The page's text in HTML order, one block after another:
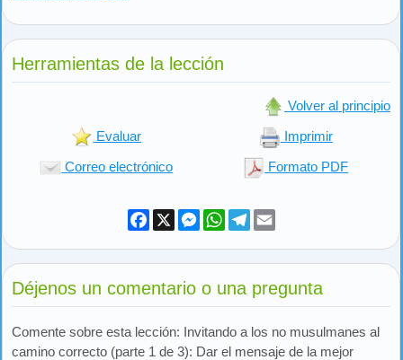
Herramientas de la lección
Volver al principio
Evaluar Imprimir
Correo electrónico Formato PDF
Facebook
X Messenger
WhatsApp
Telegram
Déjenos un comentario o una pregunta
Comente sobre esta lección: Invitando a los no musulmanes al
camino correcto (parte 1 de 3): Dar el mensaje de la mejor